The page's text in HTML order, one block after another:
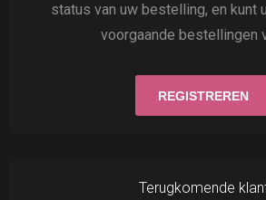
status van uw bestelling, en kunt
voorgaande bestellingen
Terugkomende